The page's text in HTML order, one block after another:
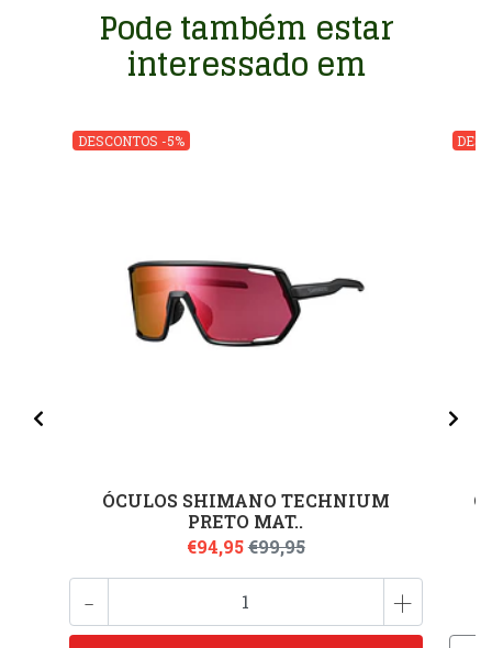
Pode também estar
interessado em
DESCONTOS -5%
ÓCULOS SHIMANO TECHNIUM
PRETO MAT..
€94,95€99,95
- +